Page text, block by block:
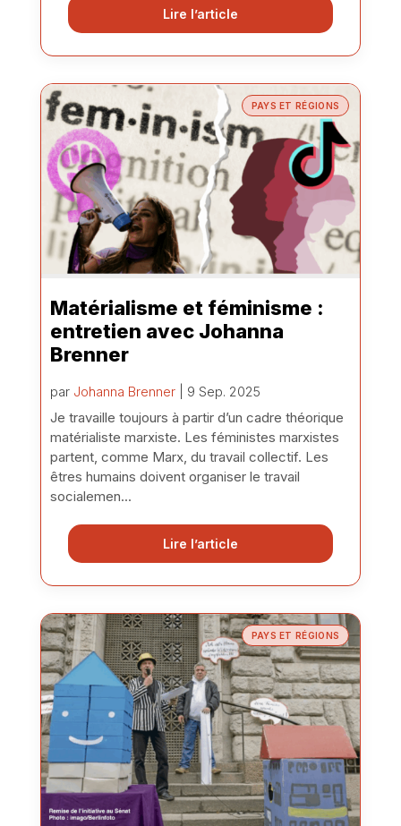
Lire l’article
PAYS ET RÉGIONS
Matérialisme et féminisme :
entretien avec Johanna
Brenner
par Johanna Brenner| 9 Sep. 2025
Je travaille toujours à partir d’un cadre théorique
matérialiste marxiste. Les féministes marxistes
partent, comme Marx, du travail collectif. Les
êtres humains doivent organiser le travail
socialemen...
Lire l’article
PAYS ET RÉGIONS